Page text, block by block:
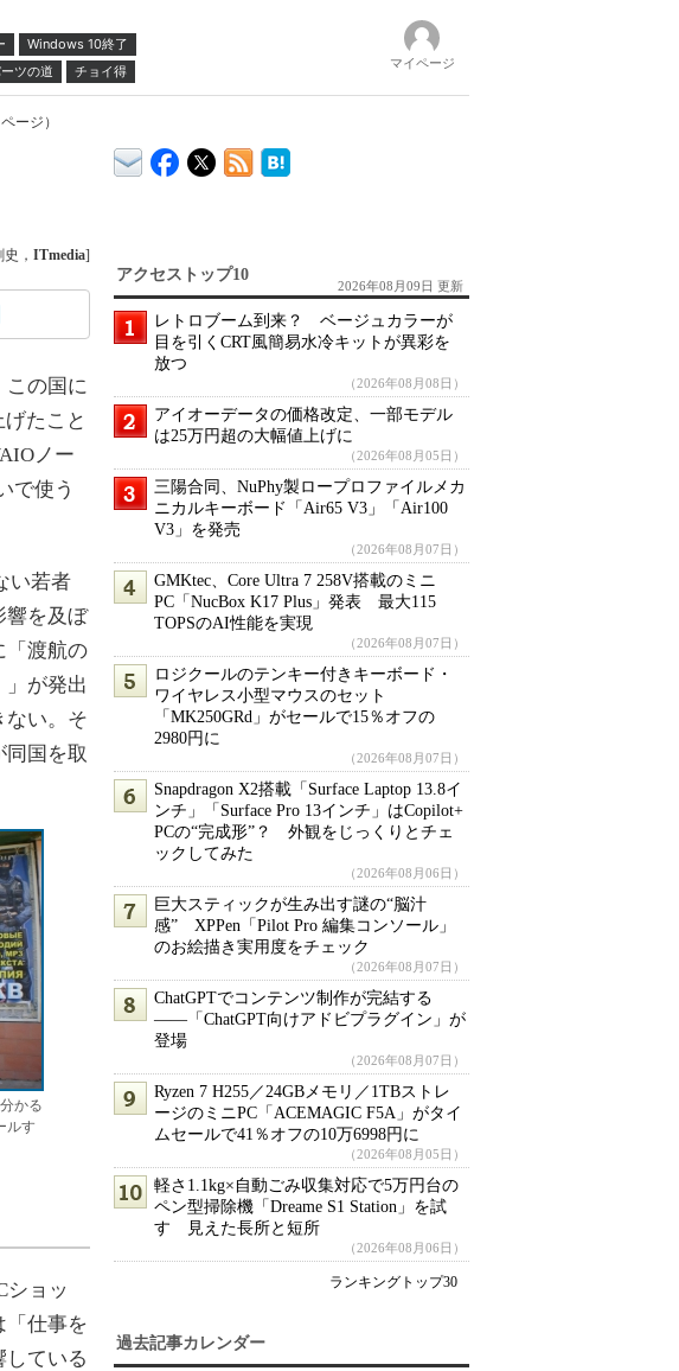
Windows 10終了
ツの道 チョイ得 マイページ
ージ）
， ITmedia]
の国に
たこと
ノー
で使う
い若者
響を及ぼ
「渡航の
が発出
ない。そ
国を取
かる
ルす
ョッ
「仕事を
ている
アクセストップ10
2026年08月09日 更新
レトロブーム到来？ ベージュカラーが
目を引くCRT風簡易水冷キットが異彩を
放つ
（2026年08月08日）
アイオーデータの価格改定、一部モデル
は25万円超の大幅値上げに
（2026年08月05日）
三陽合同、NuPhy製ロープロファイルメカ
ニカルキーボード「Air65 V3」「Air100
V3」を発売
（2026年08月07日）
GMKtec、Core Ultra 7 258V搭載のミニ
PC「NucBox K17 Plus」発表 最大115
TOPSのAI性能を実現
（2026年08月07日）
ロジクールのテンキー付きキーボード・
ワイヤレス小型マウスのセット
「MK250GRd」がセールで15％オフの
2980円に
（2026年08月07日）
Snapdragon X2搭載「Surface Laptop 13.8イ
ンチ」「Surface Pro 13インチ」はCopilot+
PCの“完成形”？ 外観をじっくりとチェ
ックしてみた
（2026年08月06日）
巨大スティックが生み出す謎の“脳汁
感” XPPen「Pilot Pro 編集コンソール」
のお絵描き実用度をチェック
（2026年08月07日）
ChatGPTでコンテンツ制作が完結する
――「ChatGPT向けアドビプラグイン」が
登場
（2026年08月07日）
Ryzen 7 H255／24GBメモリ／1TBストレ
ージのミニPC「ACEMAGIC F5A」がタイ
ムセールで41％オフの10万6998円に
（2026年08月05日）
軽さ1.1kg×自動ごみ収集対応で5万円台の
ペン型掃除機「Dreame S1 Station」を試
す 見えた長所と短所
（2026年08月06日）
ランキングトップ30
過去記事カレンダー